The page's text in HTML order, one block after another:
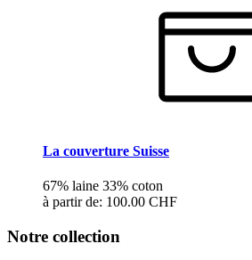
La couverture Suisse
67% laine 33% coton
à partir de: 100.00 CHF
Notre collection